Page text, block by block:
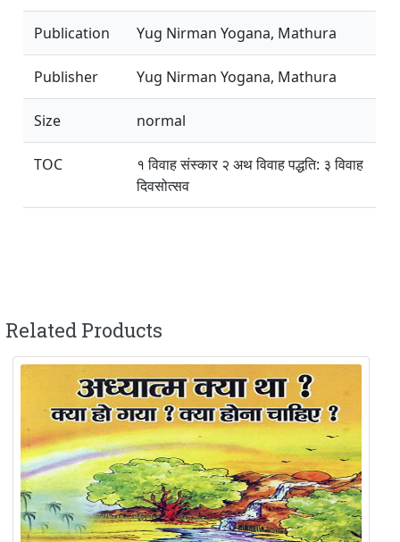
Publication Yug Nirman Yogana, Mathura
Publisher Yug Nirman Yogana, Mathura
Size normal
TOC
१ विवाह संस्कार २ अथ विवाह पद्धति: ३ विवाह
दिवसोत्सव
Related Products